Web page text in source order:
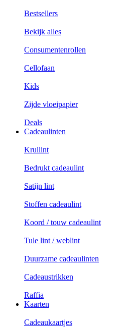
Bestsellers
Bekijk alles
Consumentenrollen
Cellofaan
Kids
Zijde vloeipapier
Deals
Cadeaulinten
Krullint
Bedrukt cadeaulint
Satijn lint
Stoffen cadeaulint
Koord / touw cadeaulint
Tule lint / weblint
Duurzame cadeaulinten
Cadeaustrikken
Raffia
Kaarten
Cadeaukaartjes